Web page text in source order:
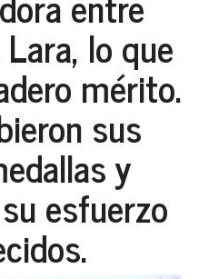
lo que
mérito.
sus
y
esfuerzo